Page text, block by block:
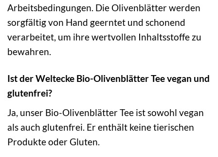
Arbeitsbedingungen. Die Olivenblätter werden
sorgfältig von Hand geerntet und schonend
verarbeitet, um ihre wertvollen Inhaltsstoffe zu
bewahren.
Ist der Weltecke Bio-Olivenblätter Tee vegan und
glutenfrei?
Ja, unser Bio-Olivenblätter Tee ist sowohl vegan
als auch glutenfrei. Er enthält keine tierischen
Produkte oder Gluten.